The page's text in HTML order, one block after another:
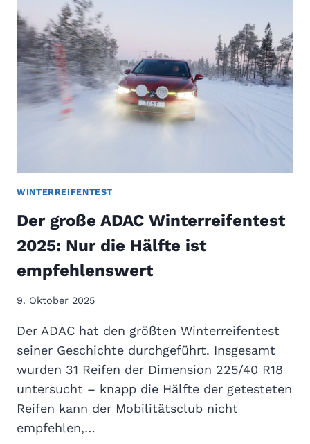
N
T
E
R
R
N
T
S
2
0
5
A
U
C
H
I
WINTERREIFENTEST
Der große ADAC Winterreifentest
2025: Nur die Hälfte ist
empfehlenswert
9. Oktober 2025
Der ADAC hat den größten Winterreifentest
seiner Geschichte durchgeführt. Insgesamt
wurden 31 Reifen der Dimension 225/40 R18
untersucht – knapp die Hälfte der getesteten
Reifen kann der Mobilitätsclub nicht
empfehlen,…